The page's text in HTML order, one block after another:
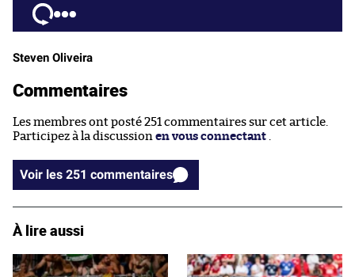
Steven Oliveira
Commentaires
Les membres ont posté 251 commentaires sur cet article.
Participez à la discussion en vous connectant
Voir les 251 commentaires
À lire aussi